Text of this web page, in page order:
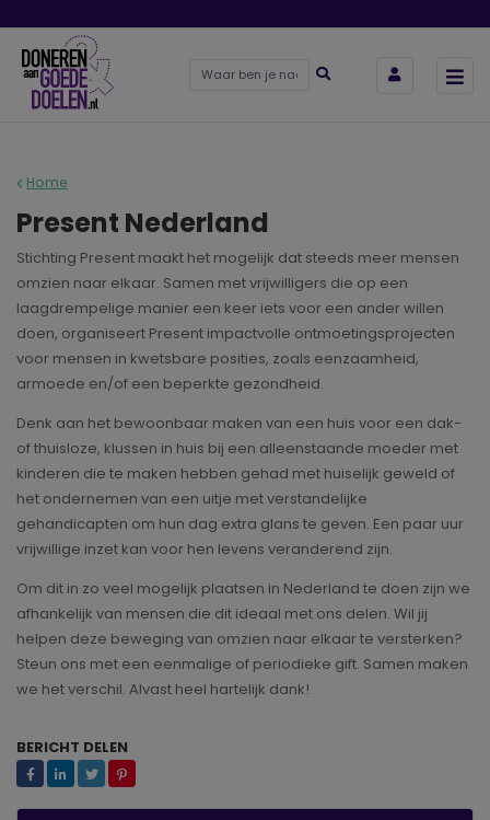
Home
Present Nederland
Stichting Present maakt het mogelijk dat steeds meer mensen
omzien naar elkaar. Samen met vrijwilligers die op een
laagdrempelige manier een keer iets voor een ander willen
doen, organiseert Present impactvolle ontmoetingsprojecten
voor mensen in kwetsbare posities, zoals eenzaamheid,
armoede en/of een beperkte gezondheid.
Denk aan het bewoonbaar maken van een huis voor een dak-
of thuisloze, klussen in huis bij een alleenstaande moeder met
kinderen die te maken hebben gehad met huiselijk geweld of
het ondernemen van een uitje met verstandelijke
gehandicapten om hun dag extra glans te geven. Een paar uur
vrijwillige inzet kan voor hen levens veranderend zijn.
Om dit in zo veel mogelijk plaatsen in Nederland te doen zijn we
afhankelijk van mensen die dit ideaal met ons delen. Wil jij
helpen deze beweging van omzien naar elkaar te versterken?
Steun ons met een eenmalige of periodieke gift. Samen maken
we het verschil. Alvast heel hartelijk dank!
BERICHT DELEN